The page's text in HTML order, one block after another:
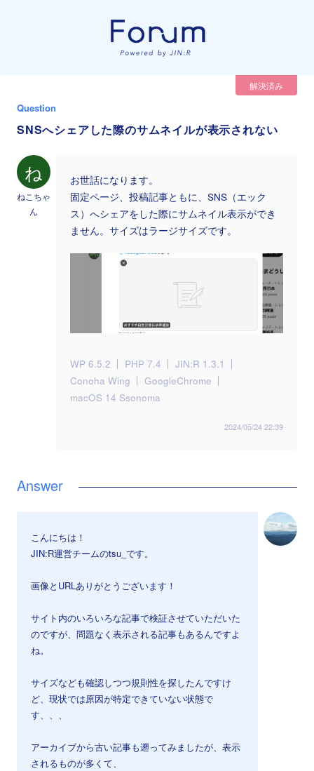
解決済み
Question
SNSへシェアした際のサムネイルが表示されない
ね
ねこちゃ
ん
お世話になります。
固定ページ、投稿記事ともに、SNS（エック
ス）へシェアをした際にサムネイル表示ができ
ません。サイズはラージサイズです。
WP 6.5.2 PHP 7.4
JIN:R 1.3.1
Conoha Wing
GoogleChrome
macOS 14 Ssonoma
2024/05/24 22:39
こんにちは！
JIN:R運営チームのtsu_です。
画像とURLありがとうございます！
サイト内のいろいろな記事で検証させていただいた
のですが、問題なく表示される記事もあるんですよ
ね。
サイズなども確認しつつ規則性を探したんですけ
ど、現状では原因が特定できていない状態で
す、、、
アーカイブから古い記事も遡ってみましたが、表示
されるものが多くて、